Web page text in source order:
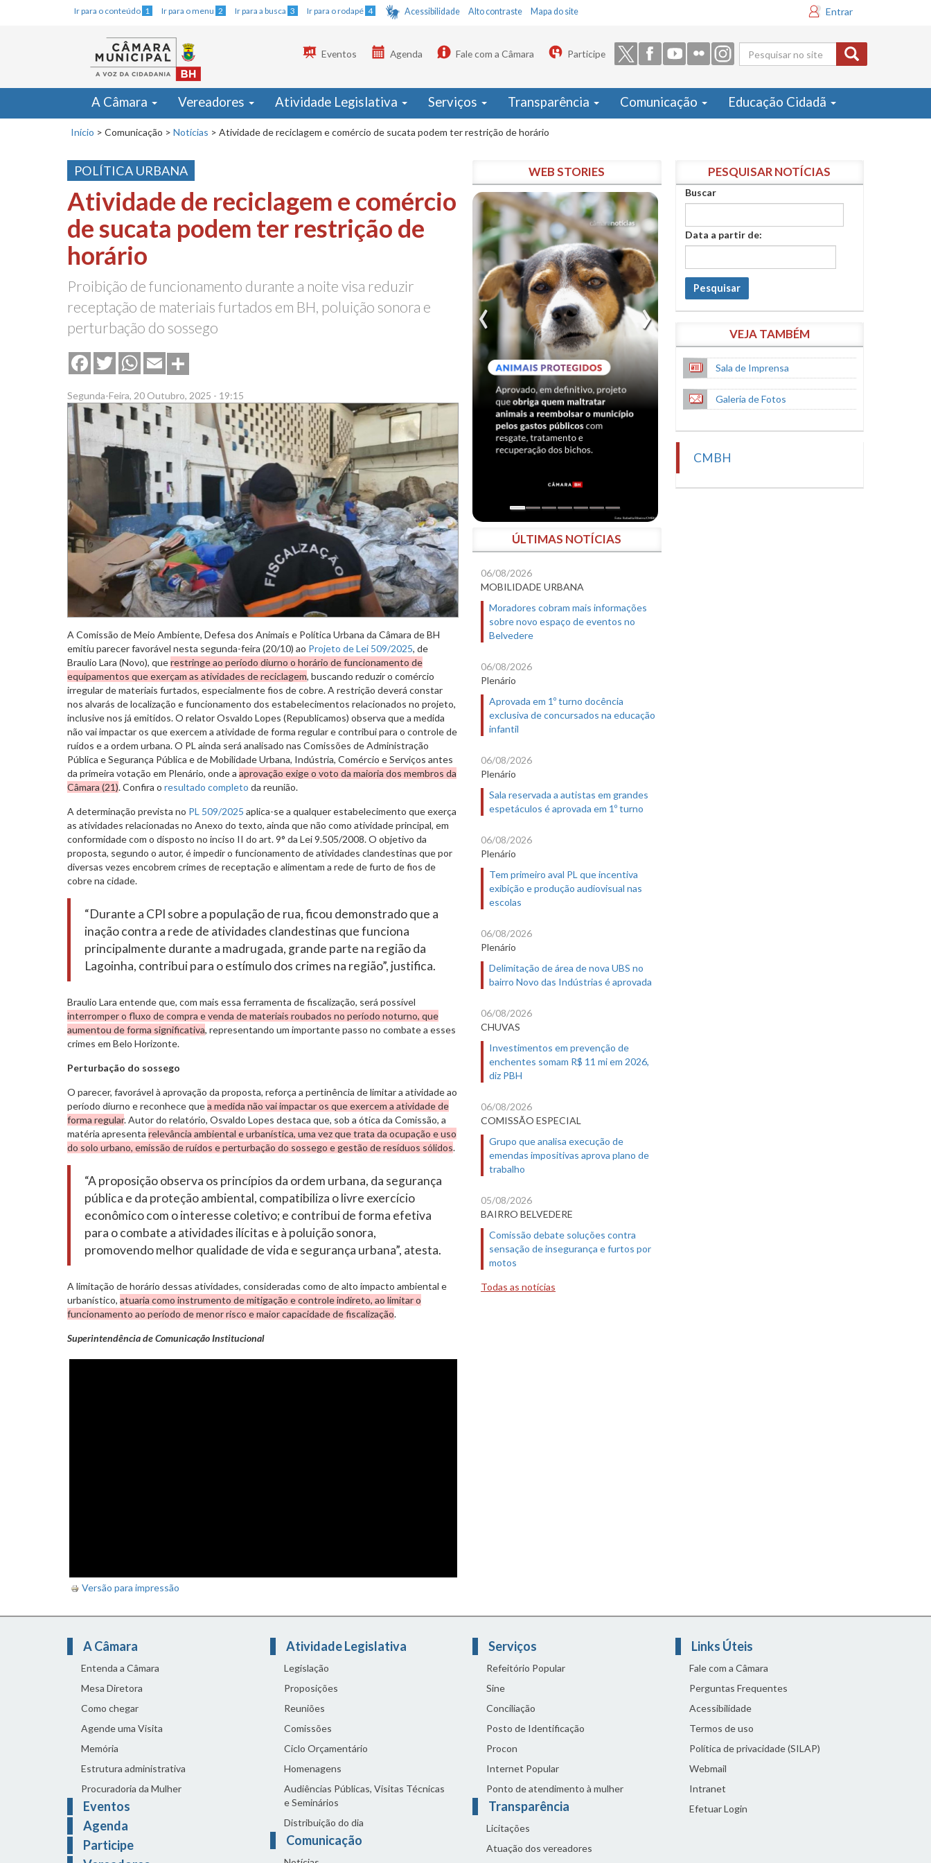
Ir para o conteúdo 1 Ir para o menu 2 Ir para a busca 3 Ir para o rodapé 4 Acessibilidade Alto contraste Mapa do site Entrar
Formulário
de busca
Eventos Agenda Fale com a Câmara Participe
A Câmara Vereadores Atividade Legislativa Serviços Transparência Comunicação Educação Cidadã
Início > Comunicação > Notícias > Atividade de reciclagem e comércio de sucata podem ter restrição de horário
POLÍTICA URBANA
Atividade de reciclagem e comércio
de sucata podem ter restrição de
horário
Proibição de funcionamento durante a noite visa reduzir
receptação de materiais furtados em BH, poluição sonora e
perturbação do sossego
FacebookTwitterWhatsApp
Email
Segunda-Feira, 20 Outubro, 2025 - 19:15
A Comissão de Meio Ambiente, Defesa dos Animais e Política Urbana da Câmara de BH
emitiu parecer favorável nesta segunda-feira (20/10) ao Projeto de Lei 509/2025, de
Braulio Lara (Novo), querestringe ao período diurno o horário de funcionamento de
equipamentos que exerçam as atividades de reciclagem, buscando reduzir o comércio
irregular de materiais furtados, especialmente fios de cobre. A restrição deverá constar
nos alvarás de localização e funcionamento dos estabelecimentos relacionados no projeto,
inclusive nos já emitidos. O relator Osvaldo Lopes (Republicamos) observa que a medida
não vai impactar os que exercem a atividade de forma regular e contribui para o controle de
ruídos e a ordem urbana. O PL ainda será analisado nas Comissões de Administração
Pública e Segurança Pública e de Mobilidade Urbana, Indústria, Comércio e Serviços antes
da primeira votação em Plenário, onde a aprovação exige o voto da maioria dos membros da
Câmara (21). Confira o resultado completo da reunião.
A determinação prevista no PL 509/2025 aplica-se a qualquer estabelecimento que exerça
as atividades relacionadas no Anexo do texto, ainda que não como atividade principal, em
conformidade com o disposto no inciso II do art. 9° da Lei 9.505/2008. O objetivo da
proposta, segundo o autor, é impedir o funcionamento de atividades clandestinas que por
diversas vezes encobrem crimes de receptação e alimentam a rede de furto de fios de
cobre na cidade.
“Durante a CPI sobre a população de rua, ficou demonstrado que a
inação contra a rede de atividades clandestinas que funciona
principalmente durante a madrugada, grande parte na região da
Lagoinha, contribui para o estímulo dos crimes na região”, justifica.
Braulio Lara entende que, com mais essa ferramenta de fiscalização, será possível
interromper o fluxo de compra e venda de materiais roubados no período noturno, que
aumentou de forma significativa, representando um importante passo no combate a esses
crimes em Belo Horizonte.
Perturbação do sossego
O parecer, favorável à aprovação da proposta, reforça a pertinência de limitar a atividade ao
período diurno e reconhece quea medida não vai impactar os que exercem a atividade de
forma regular. Autor do relatório, Osvaldo Lopes destaca que, sob a ótica da Comissão, a
matéria apresenta relevância ambiental e urbanística, uma vez que trata da ocupação e uso
do solo urbano, emissão de ruídos e perturbação do sossego e gestão de resíduos sólidos.
“A proposição observa os princípios da ordem urbana, da segurança
pública e da proteção ambiental, compatibiliza o livre exercício
econômico com o interesse coletivo; e contribui de forma efetiva
para o combate a atividades ilícitas e à poluição sonora,
promovendo melhor qualidade de vida e segurança urbana”, atesta.
A limitação de horário dessas atividades, consideradas como de alto impacto ambiental e
urbanístico, atuaria como instrumento de mitigação e controle indireto, ao limitar o
funcionamento ao período de menor risco e maior capacidade de fiscalização.
Superintendência de Comunicação Institucional
Versão para impressão
WEB STORIES
ÚLTIMAS NOTÍCIAS
06/08/2026
MOBILIDADE URBANA
Moradores cobram mais informações
sobre novo espaço de eventos no
Belvedere
06/08/2026
Plenário
Aprovada em 1º turno docência
exclusiva de concursados na educação
infantil
06/08/2026
Plenário
Sala reservada a autistas em grandes
espetáculos é aprovada em 1º turno
06/08/2026
Plenário
Tem primeiro aval PL que incentiva
exibição e produção audiovisual nas
escolas
06/08/2026
Plenário
Delimitação de área de nova UBS no
bairro Novo das Indústrias é aprovada
06/08/2026
CHUVAS
Investimentos em prevenção de
enchentes somam R$ 11 mi em 2026,
diz PBH
06/08/2026
COMISSÃO ESPECIAL
Grupo que analisa execução de
emendas impositivas aprova plano de
trabalho
05/08/2026
BAIRRO BELVEDERE
Comissão debate soluções contra
sensação de insegurança e furtos por
motos
Todas as notícias
PESQUISAR NOTÍCIAS
Buscar
Data a partir de:
Pesquisar
VEJA TAMBÉM
Sala de Imprensa
Galeria de Fotos
CMBH
A Câmara
Entenda a Câmara
Mesa Diretora
Como chegar
Agende uma Visita
Memória
Estrutura administrativa
Procuradoria da Mulher
Eventos
Agenda
Participe
Atividade Legislativa
Legislação
Proposições
Reuniões
Comissões
Ciclo Orçamentário
Homenagens
Audiências Públicas, Visitas Técnicas
e Seminários
Distribuição do dia
Comunicação
Serviços
Refeitório Popular
Sine
Conciliação
Posto de Identificação
Procon
Internet Popular
Ponto de atendimento à mulher
Transparência
Licitações
Atuação dos vereadores
Links Úteis
Fale com a Câmara
Perguntas Frequentes
Acessibilidade
Termos de uso
Política de privacidade (SILAP)
Webmail
Intranet
Efetuar Login